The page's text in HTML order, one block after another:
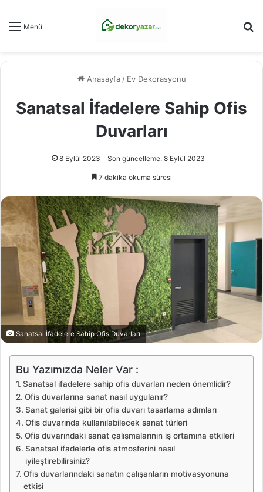
Menü
Anasayfa / Ev Dekorasyonu
Sanatsal İfadelere Sahip Ofis
Duvarları
8 Eylül 2023 Son güncelleme: 8 Eylül 2023
7 dakika okuma süresi
Sanatsal İfadelere Sahip Ofis Duvarları
Bu Yazımızda Neler Var :
Sanatsal ifadelere sahip ofis duvarları neden önemlidir?
Ofis duvarlarına sanat nasıl uygulanır?
Sanat galerisi gibi bir ofis duvarı tasarlama adımları
Ofis duvarında kullanılabilecek sanat türleri
Ofis duvarındaki sanat çalışmalarının iş ortamına etkileri
Sanatsal ifadelerle ofis atmosferini nasıl
iyileştirebilirsiniz?
Ofis duvarlarındaki sanatın çalışanların motivasyonuna
etkisi